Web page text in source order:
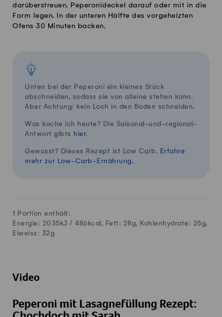
darüberstreuen. Peperonideckel darauf oder mit in die
Form legen. In der unteren Hälfte des vorgeheizten
Ofens 30 Minuten backen.
Unten bei der Peperoni ein kleines Stück
abschneiden, sodass sie von alleine stehen kann.
Aber Achtung: kein Loch in den Boden schneiden.
Was koche ich heute? Die Saisonal-und-regional-
Antwort gibts hier.
Gewusst? Dieses Rezept ist Low Carb. Erfahre
mehr zur Low-Carb-Ernährung.
1 Portion enthält:
Energie: 2035kJ / 486 kcal, Fett: 28g, Kohlenhydrate: 25g,
Eiweiss: 32g
Video
Peperoni mit Lasagnefüllung Rezept: